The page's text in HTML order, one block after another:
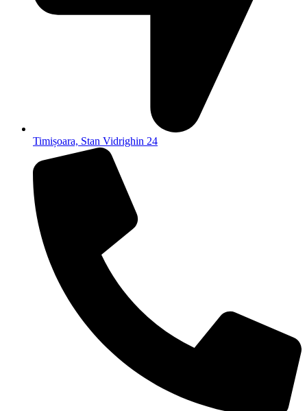
Timișoara, Stan Vidrighin 24